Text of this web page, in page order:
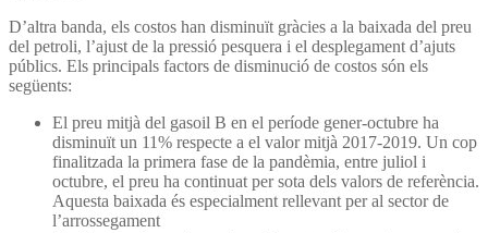
D’altra banda, els costos han disminuït gràcies a la baixada del preu
del petroli, l’ajust de la pressió pesquera i el desplegament d’ajuts
públics. Els principals factors de disminució de costos són els
següents:
El preu mitjà del gasoil B en el període gener-octubre ha
disminuït un 11% respecte a el valor mitjà 2017-2019. Un cop
finalitzada la primera fase de la pandèmia, entre juliol i
octubre, el preu ha continuat per sota dels valors de referència.
Aquesta baixada és especialment rellevant per al sector de
l’arrossegament